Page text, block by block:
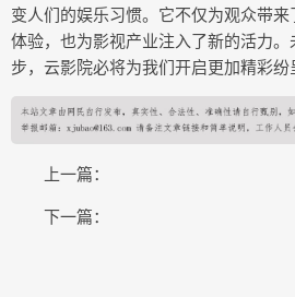
变人们的娱乐习惯。它不仅为观众带
体验，也为影视产业注入了新的活力
步，云影院必将为我们开启更加精彩纷
上一篇：
下一篇：